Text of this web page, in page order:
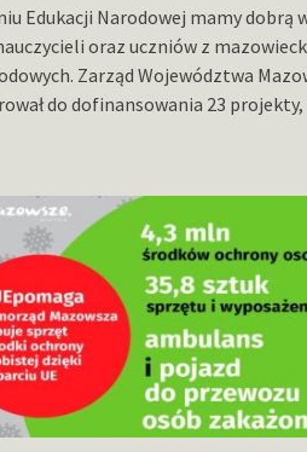
Edukacji Narodowej mamy dobrą
oraz uczniów z
Zarząd Województwa
do dofinansowania 23 projekty,